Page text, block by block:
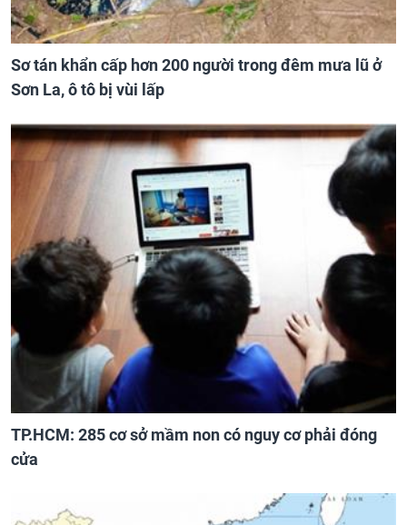
Sơ tán khẩn cấp hơn 200 người trong đêm mưa lũ ở
Sơn La, ô tô bị vùi lấp
TP.HCM: 285 cơ sở mầm non có nguy cơ phải đóng
cửa